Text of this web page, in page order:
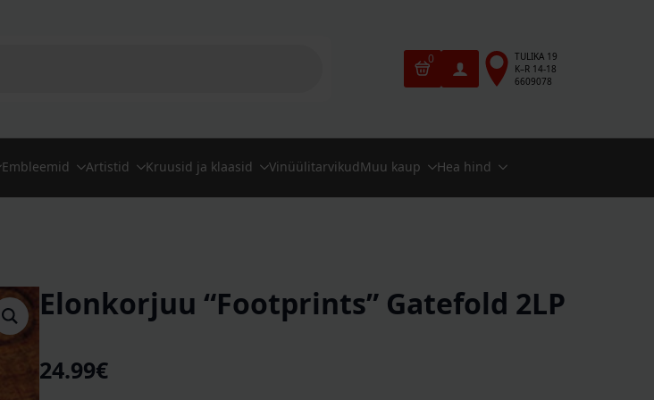
0
TULIKA 19
K–R 14-18
6609078
Embleemid Artistid Kruusid ja klaasid VinüülitarvikudMuu kaup Hea hind
Elonkorjuu “Footprints” Gatefold 2LP
24.99€